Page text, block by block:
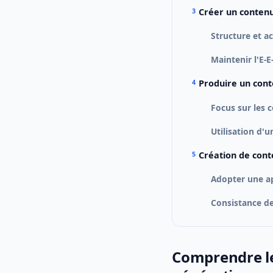
Créer un
Structure et
Maintenir l'E-
Produire un
Focus sur les
Utilisation
Création de
Adopter une
Consistance
Comprendre